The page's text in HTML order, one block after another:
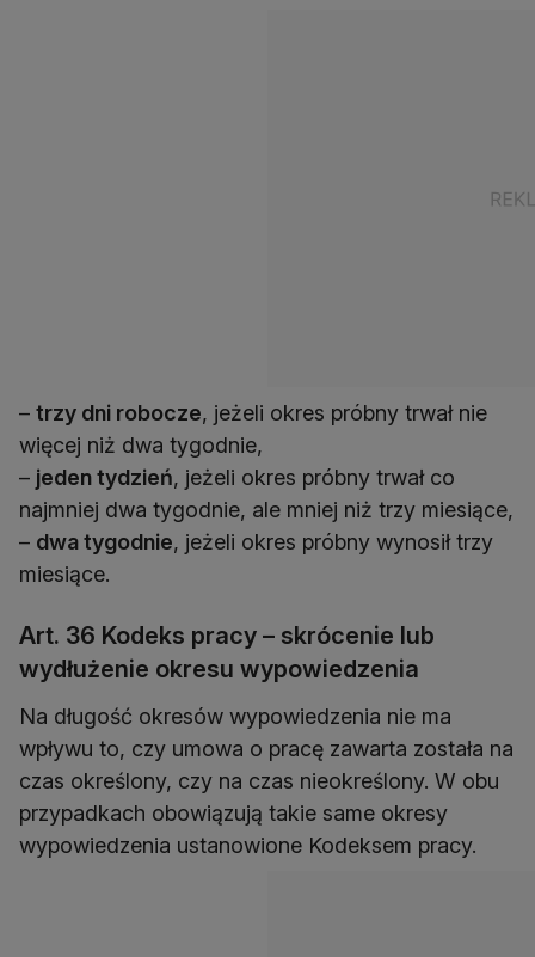
– trzy dni robocze, jeżeli okres próbny trwał nie
więcej niż dwa tygodnie,
– jeden tydzień, jeżeli okres próbny trwał co
najmniej dwa tygodnie, ale mniej niż trzy miesiące,
– dwa tygodnie, jeżeli okres próbny wynosił trzy
miesiące.
Art. 36 Kodeks pracy – skrócenie lub
wydłużenie okresu wypowiedzenia
Na długość okresów wypowiedzenia nie ma
wpływu to, czy umowa o pracę zawarta została na
czas określony, czy na czas nieokreślony. W obu
przypadkach obowiązują takie same okresy
wypowiedzenia ustanowione Kodeksem pracy.